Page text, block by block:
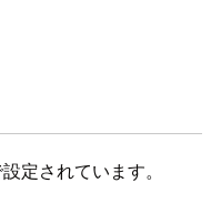
定されています。